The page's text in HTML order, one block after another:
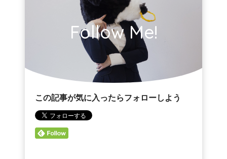
Follow Me!
この記事が気に入ったらフォローしよう